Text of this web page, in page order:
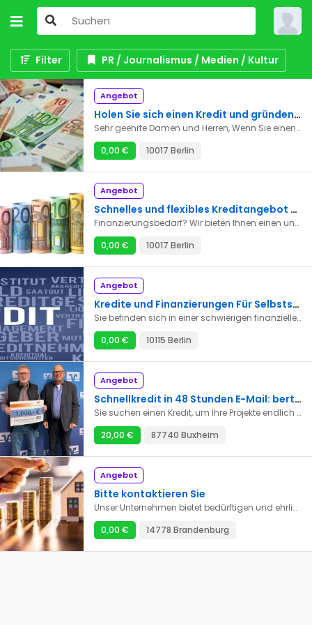
Filter PR / Journalismus / Medien / Kultur
Angebot
Holen Sie sich einen Kredit und gründen Sie Ihr eigenes Unternehmen
Sehr geehrte Damen und Herren, Wenn Sie einen Kredit ohne Vorfälligkeitsentschädigung, einen Privatkredit ohne Antragsgebühren oder einen Privatkredit ohne Antragsgebühren zur Finanzierung eines Projekts benötigen, können Sie uns direkt per E-Mail kontaktieren, um unsere Dienstleistungen in Anspruch zu nehmen. E-Mail-Adresse: guzman.augustin72@gmail.com
0,00 €
10017 Berlin
Angebot
Schnelles und flexibles Kreditangebot mit wettbewerbsfähigen Konditionen
Finanzierungsbedarf? Wir bieten Ihnen einen unkomplizierten und schnellen Kredit mit transparenten Konditionen und ohne versteckte Gebühren. Fester Zinssatz und übersichtliche Monatsraten. Flexible Laufzeit, die sich Ihren Bedürfnissen anpasst. Persönliche Unterstützung in jedem Schritt. Beantragen Sie jetzt Ihren Kredit und verwirklichen Sie Ihre Projekte mit Zuversicht. E-Mail: guzman.augustin72@gmail.com
0,00 €
10017 Berlin
Angebot
Kredite und Finanzierungen Für Selbstständige und Unternehmen
Sie befinden sich in einer schwierigen finanziellen situation, Überschuldungen, Bank, Investoren, trader, die Ihr Kapital rentabel machen wollen ? Sie sind Privatpersonen oder Berufstätige ohne Arbeit oder arbeitslos, in CDD, CDI, Zeitarbeit , gehen Sie nicht weiter, Sie haben gerade Ihren zertifizierten Makler als Registernummer(8658873) gefunden, der Kredite zwischen Privatpersonen und Fachleuten für persönliche Investitionen zu einem Zinssatz von 2% anbietet .Wir bieten geldkredite von 1000 € bis 1milliard € an alle Personen, die es mit einem Zinssatz von 2% pro Jahr und einer Laufzeit von 1 bis 20 Jahren zurückzahlen können, je nach angefordertem Betrag. Wir sind in folgenden Bereichen tätig : - Finanzdarlehen - Wohnungsbaudarlehen Bereit für Investitionen - Autokredit - Konsolidierung Schulden - Rücknahme von Krediten - Revolvierender Kredit Schuldarlehen! - Darlehen arbeiten _vorbereitung Student _ Transport demenage Finanzierung - Hypothetische Darlehen . Kontaktieren Sie mich per E-mail : RizaFund-investment@outlook.com
0,00 €
10115 Berlin
Angebot
Schnellkredit in 48 Stunden E-Mail: bertaud.gilles1943@gmail.com
Sie suchen einen Kredit, um Ihre Projekte endlich zu realisieren? Wir bieten Kredite zu sehr niedrigen Zinssätzen von 2 % von 2000 € bis zu 50.000.000 € an. Wir vergeben Kredite für alle Länder der Welt. Nachfolgend finden Sie die Arten von Darlehen, die wir anbieten.*Privatdarlehen *Business-Darlehen *die Bürgschaft des Darlehens * unbesicherte Kredite *Business-Darlehen *Studiendarlehen *Hypothek *Konsolidierungsdarlehen *Arbeitsdarlehen *Zur Begleichung von Darlehensschulden *Investitionsdarlehen Wenn Sie sehr an unseren Dienstleistungen interessiert sind und ein Darlehen von uns benötigen, kontaktieren Sie uns bitte: bertaud.gilles1943@gmail.com
20,00 €
87740 Buxheim
Angebot
Bitte kontaktieren Sie
Unser Unternehmen bietet bedürftigen und ehrlichen Personen, die in der Lage sind, den Kredit zurückzuzahlen, finanzielle Unterstützung an. Dieser Kredit ist zinsfrei und erfordert keine Anzahlung. Bei Interesse kontaktieren Sie uns bitte unter walterschulz160@gmail.com
0,00 €
14778 Brandenburg